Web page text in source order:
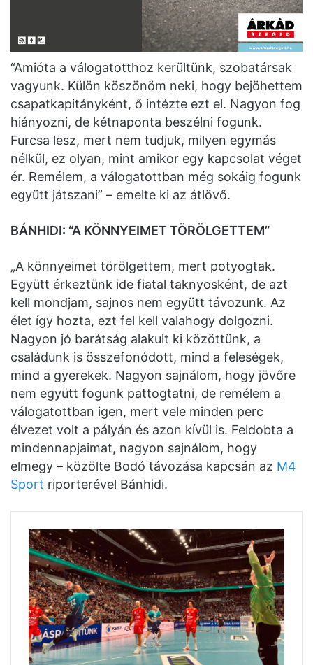
“Amióta a válogatotthoz kerültünk, szobatársak
vagyunk. Külön köszönöm neki, hogy bejöhettem
csapatkapitányként, ő intézte ezt el. Nagyon fog
hiányozni, de kétnaponta beszélni fogunk.
Furcsa lesz, mert nem tudjuk, milyen egymás
nélkül, ez olyan, mint amikor egy kapcsolat véget
ér. Remélem, a válogatottban még sokáig fogunk
együtt játszani” – emelte ki az átlövő.
BÁNHIDI: “A KÖNNYEIMET TÖRÖLGETTEM”
„A könnyeimet törölgettem, mert potyogtak.
Együtt érkeztünk ide fiatal taknyosként, de azt
kell mondjam, sajnos nem együtt távozunk. Az
élet így hozta, ezt fel kell valahogy dolgozni.
Nagyon jó barátság alakult ki közöttünk, a
családunk is összefonódott, mind a feleségek,
mind a gyerekek. Nagyon sajnálom, hogy jövőre
nem együtt fogunk pattogtatni, de remélem a
válogatottban igen, mert vele minden perc
élvezet volt a pályán és azon kívül is. Feldobta a
mindennapjaimat, nagyon sajnálom, hogy
elmegy – közölte Bodó távozása kapcsán az M4
Sport riporterével Bánhidi.